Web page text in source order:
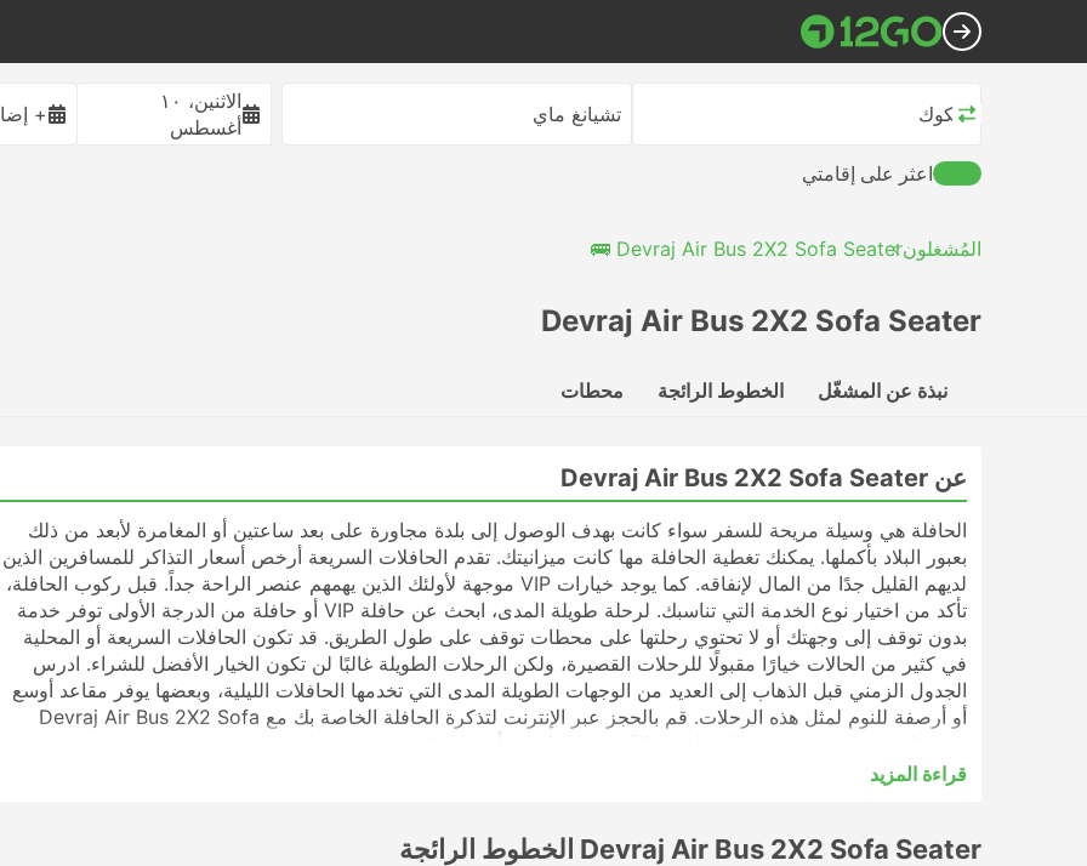
بانكوك تشيانغ ماي
الاثنين، ١٠
أغسطس
+
اعثر على إقامتي
المُشغلونDevraj Air Bus 2X2 Sofa Seater 🚌
Devraj Air Bus 2X2 Sofa Seater
نبذة عن المشغّل
الخطوط الرائجة محطات
عن Devraj Air Bus 2X2 Sofa Seater
الحافلة هي وسيلة مريحة للسفر سواء كانت بهدف الوصول إلى بلدة مجاورة على بعد ساعتين أو المغامرة لأبعد من ذلك
بعبور البلاد بأكملها. يمكنك تغطية الحافلة مها كانت ميزانيتك. تقدم الحافلات السريعة أرخص أسعار التذاكر للمسافرين الذين
لديهم القليل جدًا من المال لإنفاقه. كما يوجد خيارات VIP موجهة لأولئك الذين يهمهم عنصر الراحة جداً. قبل ركوب الحافلة،
تأكد من اختيار نوع الخدمة التي تناسبك. لرحلة طويلة المدى، ابحث عن حافلة VIP أو حافلة من الدرجة الأولى توفر خدمة
بدون توقف إلى وجهتك أو لا تحتوي رحلتها على محطات توقف على طول الطريق. قد تكون الحافلات السريعة أو المحلية
في كثير من الحالات خيارًا مقبولًا للرحلات القصيرة، ولكن الرحلات الطويلة غالبًا لن تكون الخيار الأفضل للشراء. ادرس
الجدول الزمني قبل الذهاب إلى العديد من الوجهات الطويلة المدى التي تخدمها الحافلات الليلية، وبعضها يوفر مقاعد أوسع
أو أرصفة للنوم لمثل هذه الرحلات. قم بالحجز عبر الإنترنت لتذكرة الحافلة الخاصة بك مع Devraj Air Bus 2X2 Sofa
Devraj Air Bus 2X2 Sofa Seater أشهر الوجهات
تشمل المحطات الرئيسية التي تغطيها حافلات Devraj Air Bus 2X2 Sofa Seater ما يلي:
قراءة المزيد
Devraj Air Bus 2X2 Sofa Seater الخطوط الرائجة